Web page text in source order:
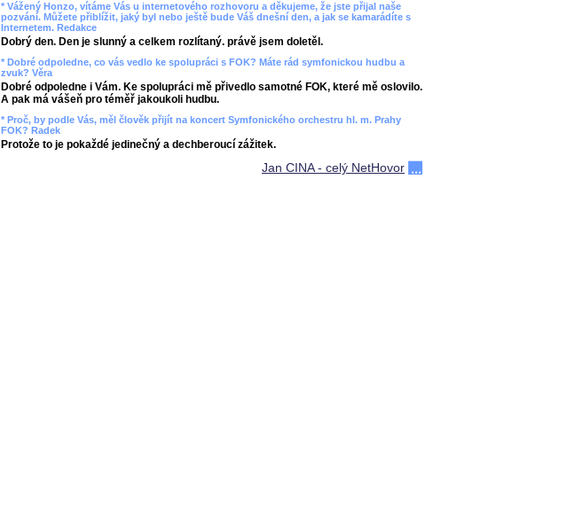
* Vážený Honzo, vítáme Vás u internetového rozhovoru a děkujeme, že jste přijal naše
pozvání. Můžete přiblížit, jaký byl nebo ještě bude Váš dnešní den, a jak se kamarádíte s
Internetem. Redakce
Dobrý den. Den je slunný a celkem rozlítaný. právě jsem doletěl.
* Dobré odpoledne, co vás vedlo ke spolupráci s FOK? Máte rád symfonickou hudbu a
zvuk? Věra
Dobré odpoledne i Vám. Ke spolupráci mě přivedlo samotné FOK, které mě oslovilo.
A pak má vášeň pro téměř jakoukoli hudbu.
* Proč, by podle Vás, měl člověk přijít na koncert Symfonického orchestru hl. m. Prahy
FOK? Radek
Protože to je pokaždé jedinečný a dechberoucí zážitek.
Jan CINA - celý NetHovor